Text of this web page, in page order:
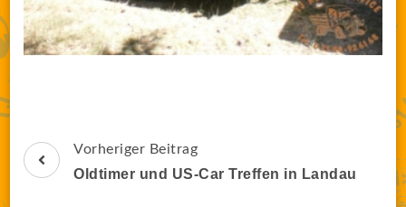
Beitragsnavigation
Vorheriger Beitrag
Oldtimer und US-Car Treffen in Landau